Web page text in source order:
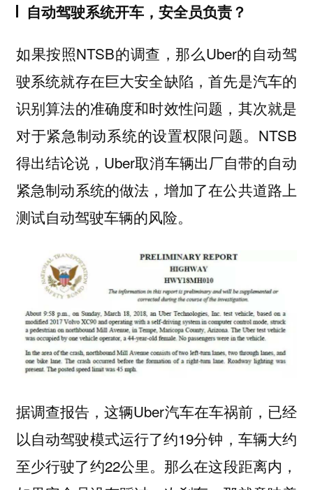
自动驾驶系统开车，安全员负责？
如果按照NTSB的调查，那么Uber的自动驾
驶系统就存在巨大安全缺陷，首先是汽车的
识别算法的准确度和时效性问题，其次就是
对于紧急制动系统的设置权限问题。NTSB
得出结论说，Uber取消车辆出厂自带的自动
紧急制动系统的做法，增加了在公共道路上
测试自动驾驶车辆的风险。
据调查报告，这辆Uber汽车在车祸前，已经
以自动驾驶模式运行了约19分钟，车辆大约
至少行驶了约22公里。那么在这段距离内，